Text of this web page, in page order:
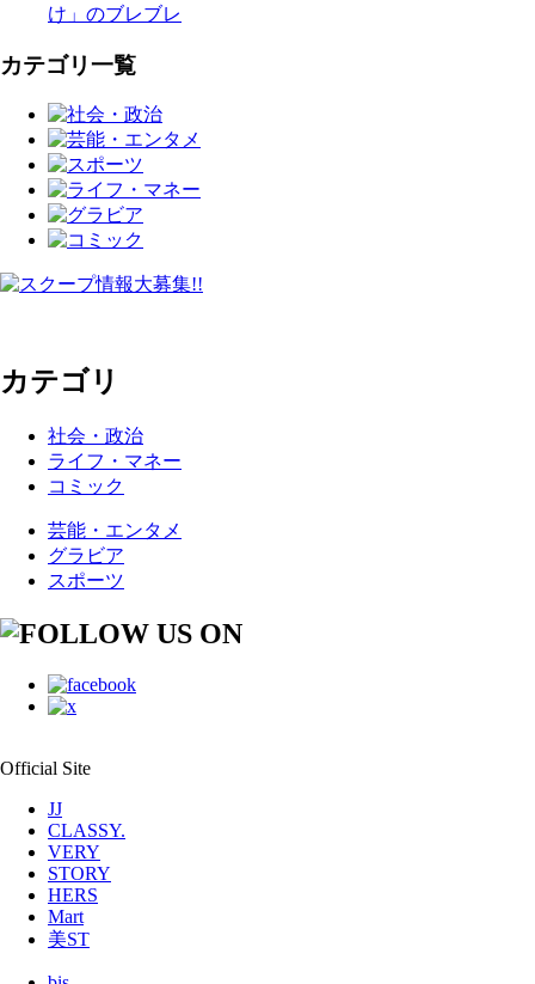
け」のブレブレ
カテゴリ一覧
カテゴリ
社会・政治
ライフ・マネー
コミック
芸能・エンタメ
グラビア
スポーツ
Official Site
JJ
CLASSY.
VERY
STORY
HERS
Mart
美ST